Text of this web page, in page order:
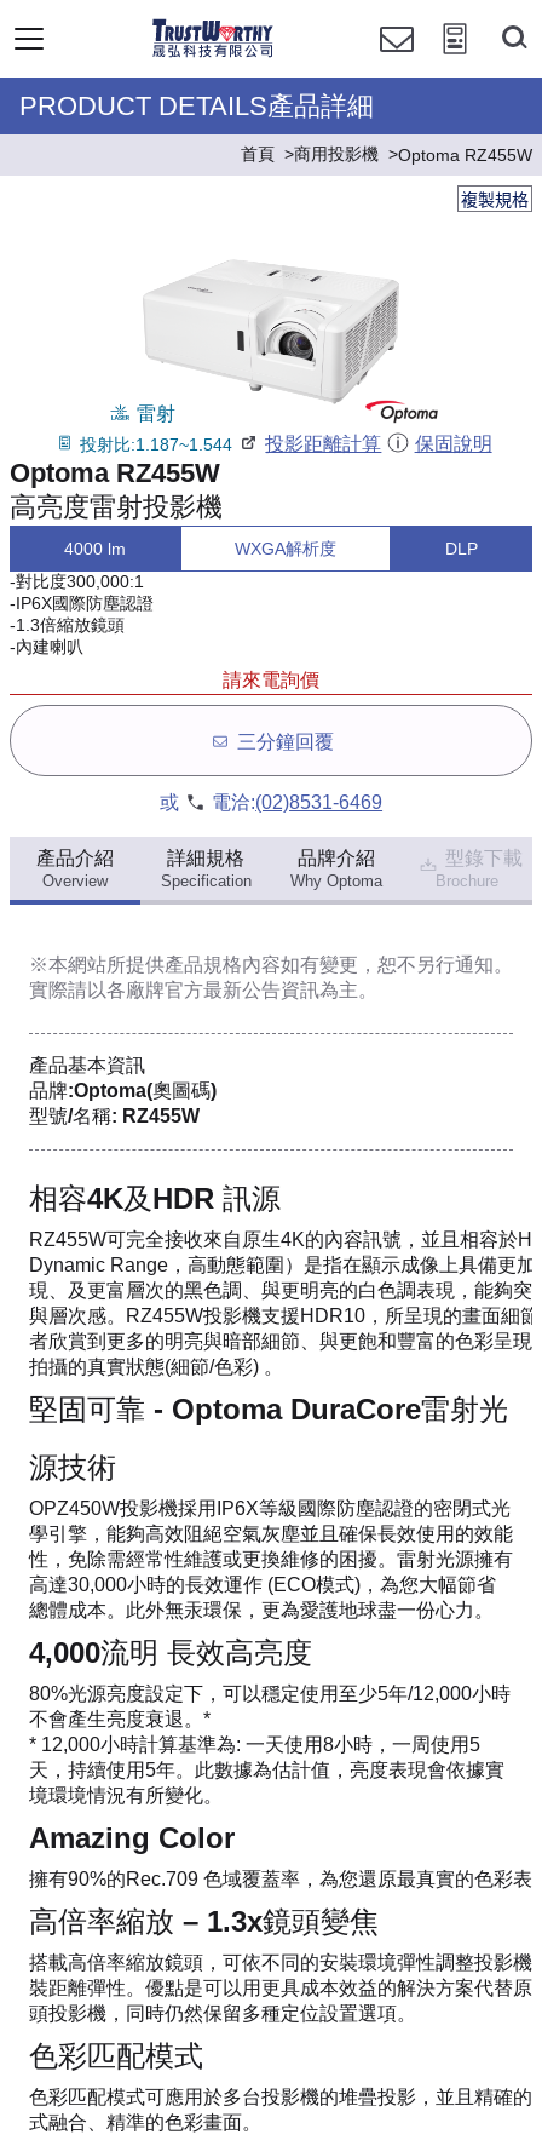
PRODUCT DETAILS產品詳細
首頁 商用投影機 Optoma RZ455W
複製規格
雷射
投射比:1.187~1.544 投影距離計算 保固說明
Optoma RZ455W
高亮度雷射投影機
4000 lm WXGA解析度
DLP
-對比度300,000:1
-IP6X國際防塵認證
-1.3倍縮放鏡頭
-內建喇叭
請來電詢價
三分鐘回覆
或 電洽:(02)8531-6469
產品介紹
Overview
詳細規格
Specification
品牌介紹
Why Optoma
型錄下載
Brochure
※本網站所提供產品規格內容如有變更，恕不另行通知。
實際請以各廠牌官方最新公告資訊為主。
產品基本資訊
品牌:Optoma(奧圖碼)
型號/名稱: RZ455W
相容4K及HDR 訊源
RZ455W可完全接收來自原生4K的內容訊號，並且相容於
Dynamic Range，高動態範圍）是指在顯示成像上具備更
現、及更富層次的黑色調、與更明亮的白色調表現，能夠突
與層次感。RZ455W投影機支援HDR10，所呈現的畫面細
者欣賞到更多的明亮與暗部細節、與更飽和豐富的色彩呈現
拍攝的真實狀態(細節/色彩) 。
堅固可靠 - Optoma DuraCore雷射光
源技術
OPZ450W投影機採用IP6X等級國際防塵認證的密閉式光
學引擎，能夠高效阻絕空氣灰塵並且確保長效使用的效能
性，免除需經常性維護或更換維修的困擾。雷射光源擁有
高達30,000小時的長效運作 (ECO模式)，為您大幅節省
總體成本。此外無汞環保，更為愛護地球盡一份心力。
4,000流明 長效高亮度
80%光源亮度設定下，可以穩定使用至少5年/12,000小時
不會產生亮度衰退。*
* 12,000小時計算基準為: 一天使用8小時，一周使用5
天，持續使用5年。此數據為估計值，亮度表現會依據實
境環境情況有所變化。
Amazing Color
擁有90%的Rec.709 色域覆蓋率，為您還原最真實的色彩表
高倍率縮放 – 1.3x鏡頭變焦
搭載高倍率縮放鏡頭，可依不同的安裝環境彈性調整投影機
裝距離彈性。優點是可以用更具成本效益的解決方案代替原
頭投影機，同時仍然保留多種定位設置選項。
色彩匹配模式
色彩匹配模式可應用於多台投影機的堆疊投影，並且精確的
式融合、精準的色彩畫面。